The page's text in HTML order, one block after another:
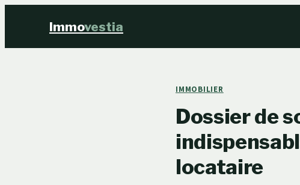
Immovestia
IMMOBILIER
Dossier de
locataire